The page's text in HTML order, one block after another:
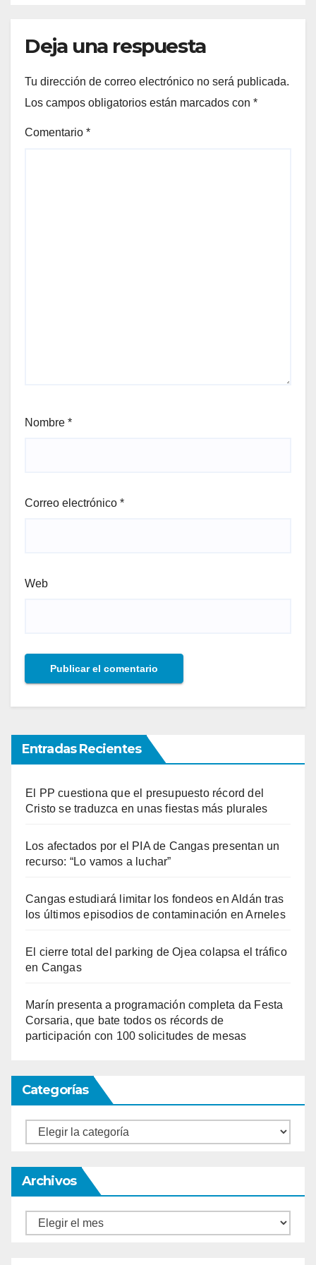
Deja una respuesta
Tu dirección de correo electrónico no será publicada.
Los campos obligatorios están marcados con *
Comentario *
Nombre *
Correo electrónico *
Web
Entradas Recientes
El PP cuestiona que el presupuesto récord del
Cristo se traduzca en unas fiestas más plurales
Los afectados por el PIA de Cangas presentan un
recurso: “Lo vamos a luchar”
Cangas estudiará limitar los fondeos en Aldán tras
los últimos episodios de contaminación en Arneles
El cierre total del parking de Ojea colapsa el tráfico
en Cangas
Marín presenta a programación completa da Festa
Corsaria, que bate todos os récords de
participación con 100 solicitudes de mesas
Categorías
Categorías
Archivos
Archivos